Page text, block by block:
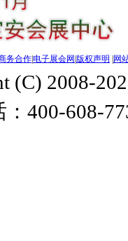
务合作电子展会网 版权声明 网
(C) 2008-
400-608-